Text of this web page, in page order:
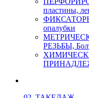
пластины,
ФИКСАТОРЫ
опалубки
РЕЗЬБЫ,